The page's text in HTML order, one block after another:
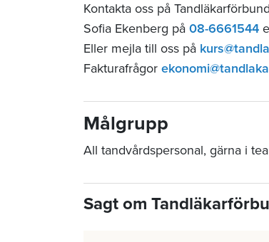
Kontakta oss på
Sofia Ekenberg på 08-6661544
Eller mejla till oss på
Fakturafrågor
Målgrupp
All tandvårdspersonal, gärna i
Sagt om